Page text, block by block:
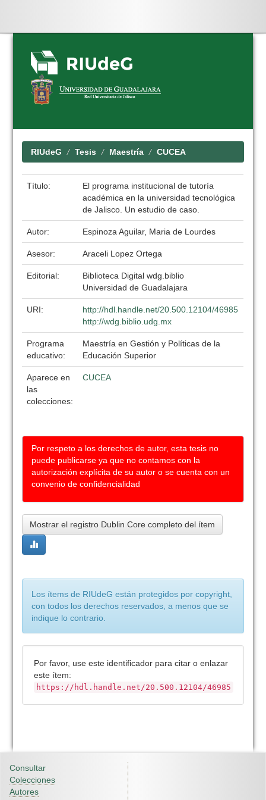
Skip
navigation
RIUdeG Tesis Maestría CUCEA
Título:
El programa institucional de tutoría
académica en la universidad tecnológica
de Jalisco. Un estudio de caso.
Autor: Espinoza Aguilar, Maria de Lourdes
Asesor: Araceli Lopez Ortega
Editorial:
Biblioteca Digital wdg.biblio
Universidad de Guadalajara
URI:
http://hdl.handle.net/20.500.12104/46985
http://wdg.biblio.udg.mx
Programa
educativo:
Maestría en Gestión y Políticas de la
Educación Superior
Aparece en
las
colecciones:
CUCEA
Por respeto a los derechos de autor, esta tesis no
puede publicarse ya que no contamos con la
autorización explícita de su autor o se cuenta con un
convenio de confidencialidad
Mostrar el registro Dublin Core completo del ítem
Los ítems de RIUdeG están protegidos por copyright,
con todos los derechos reservados, a menos que se
indique lo contrario.
Por favor, use este identificador para citar o enlazar
este ítem:
https://hdl.handle.net/20.500.12104/46985
Consultar
Colecciones
Autores